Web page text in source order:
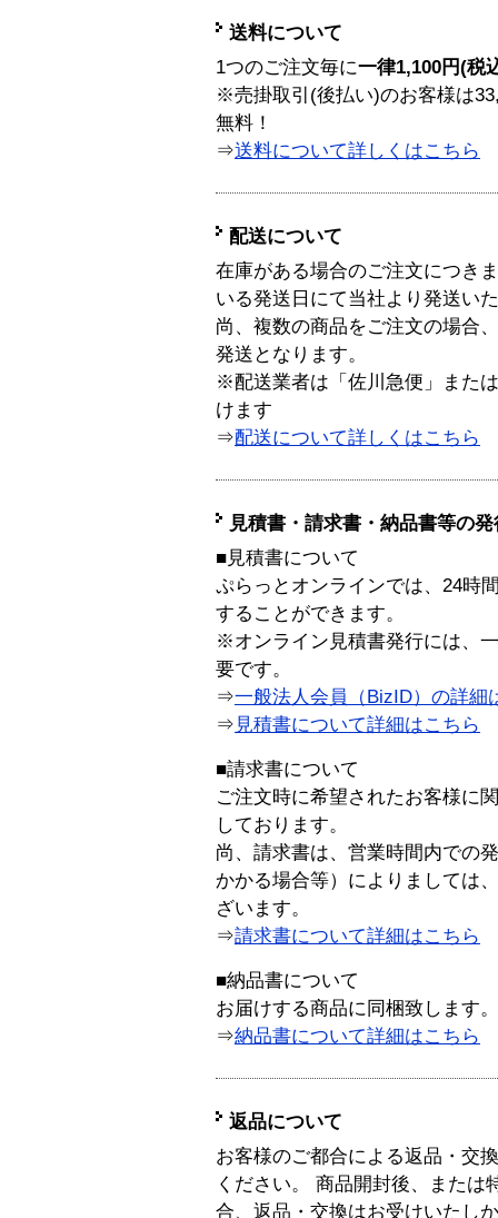
送料について
1つのご注文毎に一律1,100円(税
※売掛取引(後払い)のお客様は
無料！
⇒送料について詳しくはこちら
配送について
在庫がある場合のご注文につき
いる発送日にて当社より発送い
尚、複数の商品をご注文の場合
発送となります。
※配送業者は「佐川急便」また
けます
⇒配送について詳しくはこちら
見積書・請求書・納品書等の
■見積書について
ぷらっとオンラインでは、24時
することができます。
※オンライン見積書発行には、
要です。
⇒一般法人会員（BizID）の詳細
⇒ 見積書について詳細はこちら
■請求書について
ご注文時に希望されたお客様に
しております。
尚、請求書は、営業時間内での
かかる場合等）によりましては
ざいます。
⇒請求書について詳細はこちら
■納品書について
お届けする商品に同梱致します。
⇒納品書について詳細はこちら
返品について
お客様のご都合による返品・交
ください。 商品開封後、または
合、返品・交換はお受けいたし